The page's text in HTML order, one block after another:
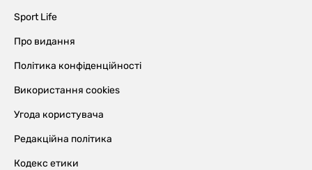
Sport Life
Про видання
Політика конфіденційності
Використання cookies
Угода користувача
Редакційна політика
Кодекс етики